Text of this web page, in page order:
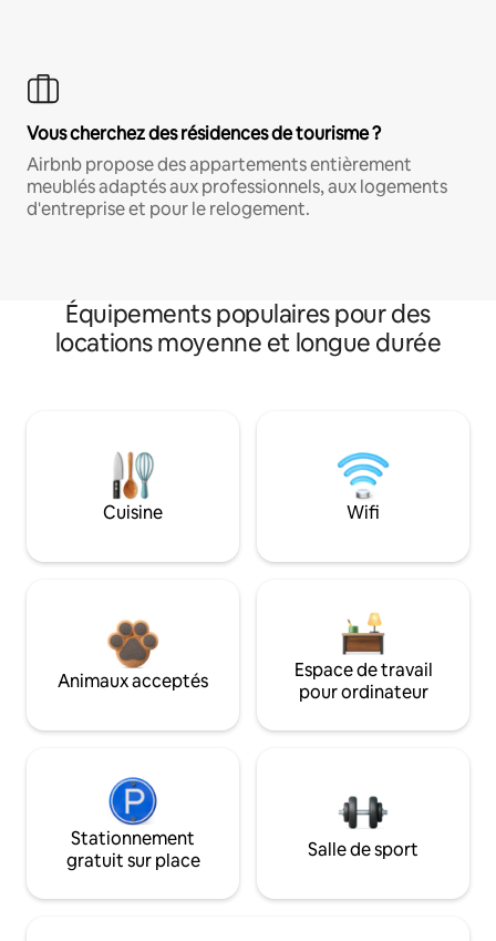
Vous cherchez des résidences de tourisme ?
Airbnb propose des appartements entièrement
meublés adaptés aux professionnels, aux logements
d'entreprise et pour le relogement.
Équipements populaires pour des
locations moyenne et longue durée
Cuisine Wifi
Animaux acceptés
Espace de travail
pour ordinateur
Stationnement
gratuit sur place
Salle de sport